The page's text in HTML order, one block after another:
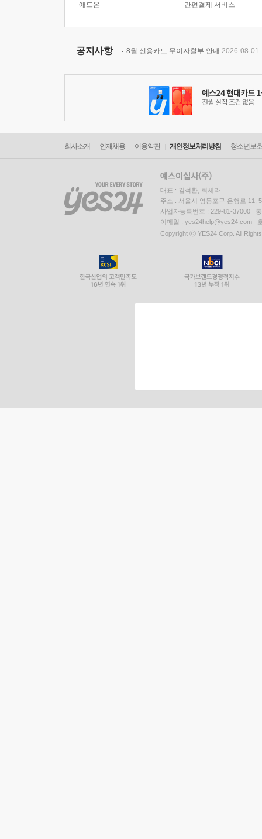
애드온
간편결제 서비스
공지사항 8월 신용카드 무이자할부 안내 2026-08-01
회사소개 인재채용 이용약관 개인정보처리방침 청소년보
대표 : 김석환, 최세라
주소 : 서울시 영등포구 은행로 11,
사업자등록번호 : 229-81-37000
이메일 : yes24help@yes24.com
Copyright ⓒ YES24 Corp. All